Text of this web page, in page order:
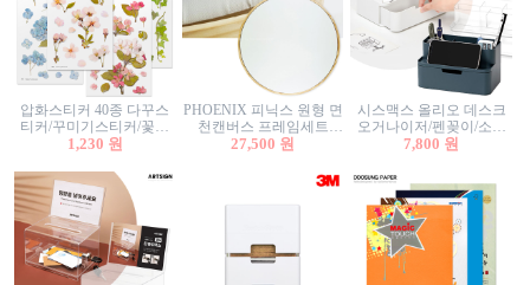
압화스티커 40종 다꾸스
티커/꾸미기스티커/꽃스
티커/압화꽃책갈피/팬시
1,230 원
PHOENIX 피닉스 원형 면
천캔버스 프레임세트
30cm/원형캔버스/플로팅
27,500 원
시스맥스 올리오 데스크
오거나이저/펜꽂이/소품
꽂이/소품함/정리함/수납
7,800 원